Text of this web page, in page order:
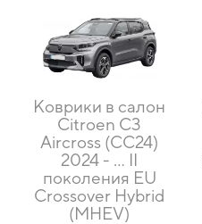
Коврики в салон
Citroen C3
Aircross (CC24)
2024 - ... II
поколения EU
Crossover Hybrid
(MHEV)